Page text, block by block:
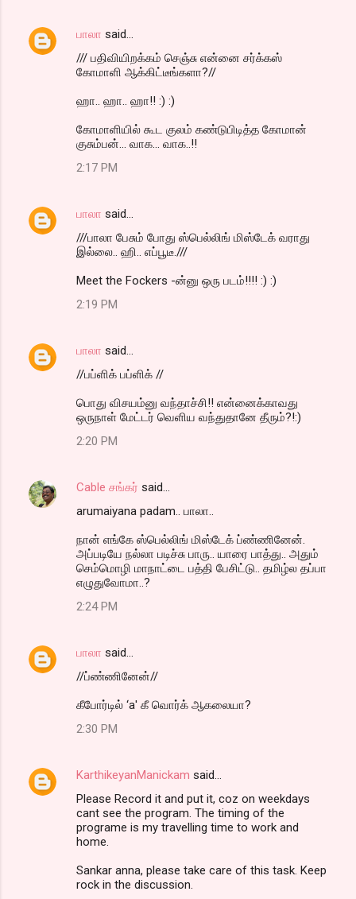
பாலா said…
/// பதிவியிறக்கம் செஞ்சு என்னை சர்க்கஸ்
கோமாளி ஆக்கிட்டீங்களா?//
ஹா.. ஹா.. ஹா!! :) :)
கோமாளியில் கூட குலம் கண்டுபிடித்த கோமான்
குசும்பன்... வாக... வாக..!!
2:17 PM
பாலா said…
///பாலா பேசும் போது ஸ்பெல்லிங் மிஸ்டேக் வராது
இல்லை.. ஹி.. எப்பூடீ.///
Meet the Fockers -ன்னு ஒரு படம்!!!! :) :)
2:19 PM
பாலா said…
//பப்ளிக் பப்ளிக் //
பொது விசயம்னு வந்தாச்சி!! என்னைக்காவது
ஒருநாள் மேட்டர் வெளிய வந்துதானே தீரும்?!:)
2:20 PM
Cable சங்கர் said…
arumaiyana padam.. பாலா..
நான் எங்கே ஸ்பெல்லிங் மிஸ்டேக் ப்ண்ணினேன்.
அப்படியே நல்லா படிச்சு பாரு.. யாரை பாத்து.. அதும்
செம்மொழி மாநாட்டை பத்தி பேசிட்டு.. தமிழ்ல தப்பா
எழுதுவோமா..?
2:24 PM
பாலா said…
//ப்ண்ணினேன்//
கீபோர்டில் ‘a' கீ வொர்க் ஆகலையா?
2:30 PM
KarthikeyanManickam said…
Please Record it and put it, coz on weekdays
cant see the program. The timing of the
programe is my travelling time to work and
home.
Sankar anna, please take care of this task. Keep
rock in the discussion.